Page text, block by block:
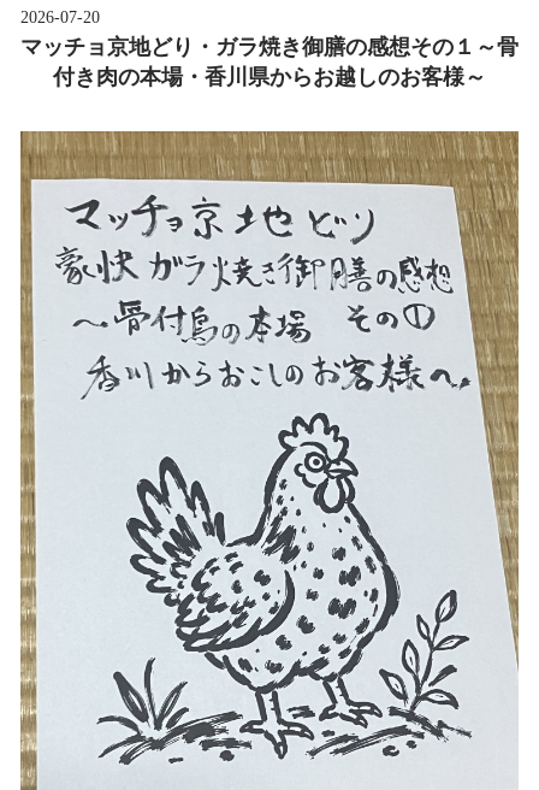
2026-07-20
マッチョ京地どり・ガラ焼き御膳の感想その１～骨
付き肉の本場・香川県からお越しのお客様～